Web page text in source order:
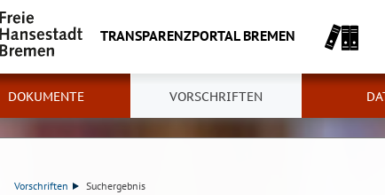
TRANSPARENZPORTAL BREMEN
DOKUMENTE VORSCHRIFTEN
Vorschriften Suchergebnis